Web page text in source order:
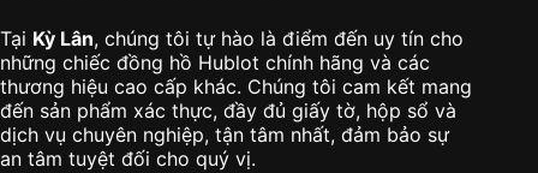
Tại Kỳ Lân, chúng tôi tự hào là điểm đến uy tín cho
những chiếc đồng hồ Hublot chính hãng và các
thương hiệu cao cấp khác. Chúng tôi cam kết mang
đến sản phẩm xác thực, đầy đủ giấy tờ, hộp sổ và
dịch vụ chuyên nghiệp, tận tâm nhất, đảm bảo sự
an tâm tuyệt đối cho quý vị.